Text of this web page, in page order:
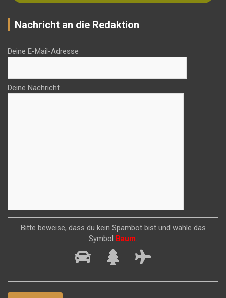
Nachricht an die Redaktion
Deine E-Mail-Adresse
Deine Nachricht
Bitte beweise, dass du kein Spambot bist und wähle das
Symbol Baum.